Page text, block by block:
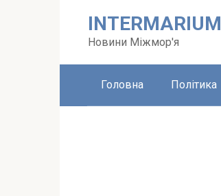
INTERMARIUM
Новини Міжмор'я
Головна Політика